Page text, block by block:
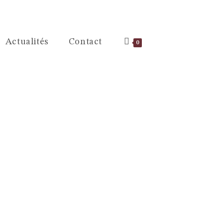
Actualités Contact 0